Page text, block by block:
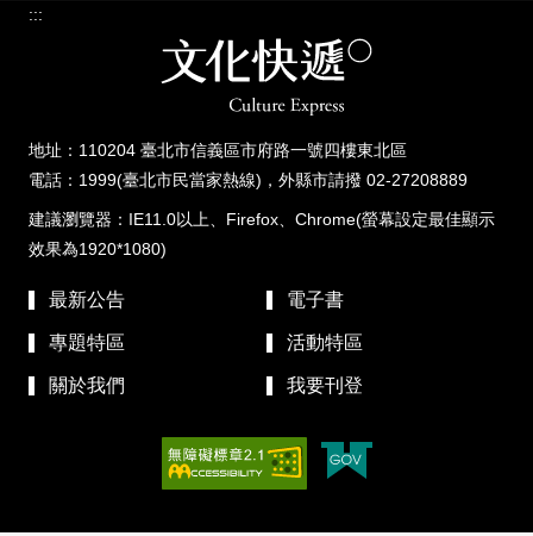
:::
地址：110204 臺北市信義區市府路一號四樓東北區
電話：1999(臺北市民當家熱線)，外縣市請撥 02-27208889
建議瀏覽器：IE11.0以上、Firefox、Chrome(螢幕設定最佳顯示
效果為1920*1080)
最新公告 電子書
專題特區 活動特區
關於我們 我要刊登